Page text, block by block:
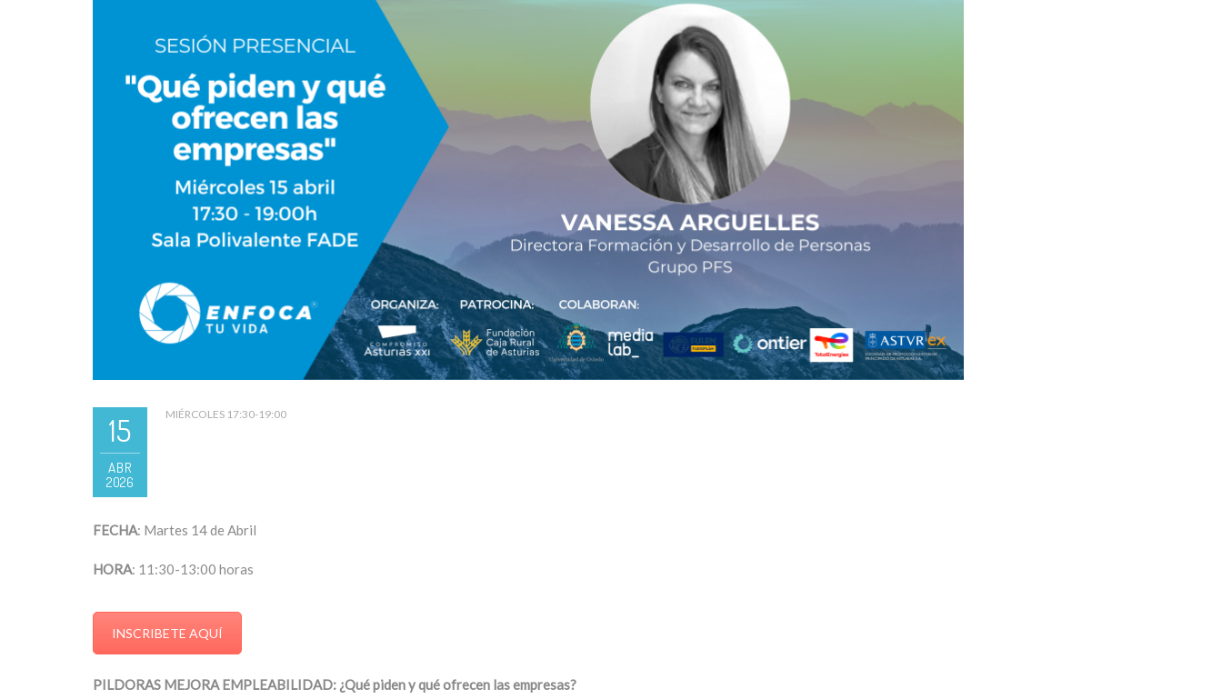
15
ABR
2026
MIÉRCOLES 17:30-19:00
FECHA: Martes 14 de Abril
HORA: 11:30-13:00 horas
INSCRIBETE AQUÍ
PILDORAS MEJORA EMPLEABILIDAD: ¿Qué piden y qué ofrecen las empresas?